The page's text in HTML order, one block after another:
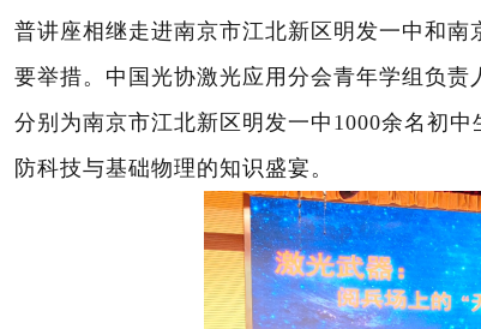
普讲座相继走进南京市江北新区明发一中和
要举措。中国光协激光应用分会青年学组负责
分别为南京市江北新区明发一中 1000余名初中
防科技与基础物理的知识盛宴。